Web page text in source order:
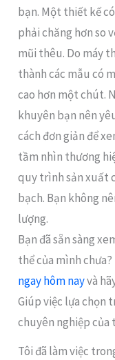
bạn. Một thiết kế
phải chăng hơn so
mũi thêu. Do máy
thành các mẫu có
cao hơn một chút.
khuyên bạn nên
cách đơn giản để
tầm nhìn thương
quy trình sản xuất
bạch. Bạn không
lượng.
Bạn đã sẵn sàng
thể của mình chưa?
ngay hôm nayvà
Giúp việc lựa chọn
chuyên nghiệp của
Tôi đã làm việc